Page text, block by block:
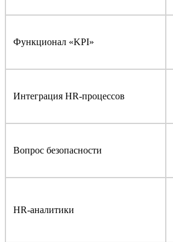
Функционал «KPI»
Интеграция HR-процессов
Вопрос безопасности
HR-аналитики